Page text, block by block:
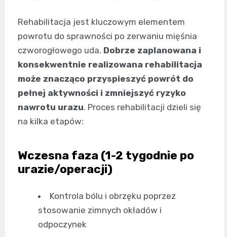
Rehabilitacja jest kluczowym elementem
powrotu do sprawności po zerwaniu mięśnia
czworogłowego uda. Dobrze zaplanowana i
konsekwentnie realizowana rehabilitacja
może znacząco przyspieszyć powrót do
pełnej aktywności i zmniejszyć ryzyko
nawrotu urazu. Proces rehabilitacji dzieli się
na kilka etapów:
Wczesna faza (1-2 tygodnie po
urazie/operacji)
Kontrola bólu i obrzęku poprzez
stosowanie zimnych okładów i
odpoczynek